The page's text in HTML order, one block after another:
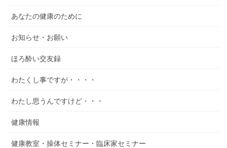
あなたの健康のために
お知らせ・お願い
ほろ酔い交友録
わたくし事ですが・・・・
わたし思うんですけど・・・
健康情報
健康教室・操体セミナー・臨床家セミナー